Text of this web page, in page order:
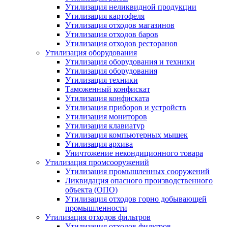
Утилизация неликвидной продукции
Утилизация картофеля
Утилизация отходов магазинов
Утилизация отходов баров
Утилизация отходов ресторанов
Утилизация оборудования
Утилизация оборудования и техники
Утилизация оборудования
Утилизация техники
Таможенный конфискат
Утилизация конфиската
Утилизация приборов и устройств
Утилизация мониторов
Утилизация клавиатур
Утилизация компьютерных мышек
Утилизация архива
Уничтожение некондиционного товара
Утилизация промсооружений
Утилизация промышленных сооружений
Ликвидация опасного производственного
объекта (ОПО)
Утилизация отходов горно добывающей
промышленности
Утилизация отходов фильтров